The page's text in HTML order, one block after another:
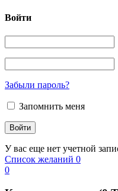
Войти
Забыли пароль?
Запомнить меня
У вас еще нет учетной
Список желаний 0
0